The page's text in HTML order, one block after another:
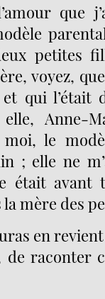
que
petites
voyez,
qui l’était
Anne-
le
; elle ne
était avant
mère des
en
de raconter